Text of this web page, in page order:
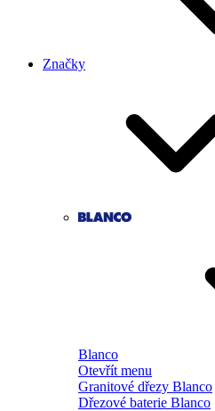
Značky
Blanco
Otevřít menu
Granitové dřezy Blanco
Dřezové baterie Blanco